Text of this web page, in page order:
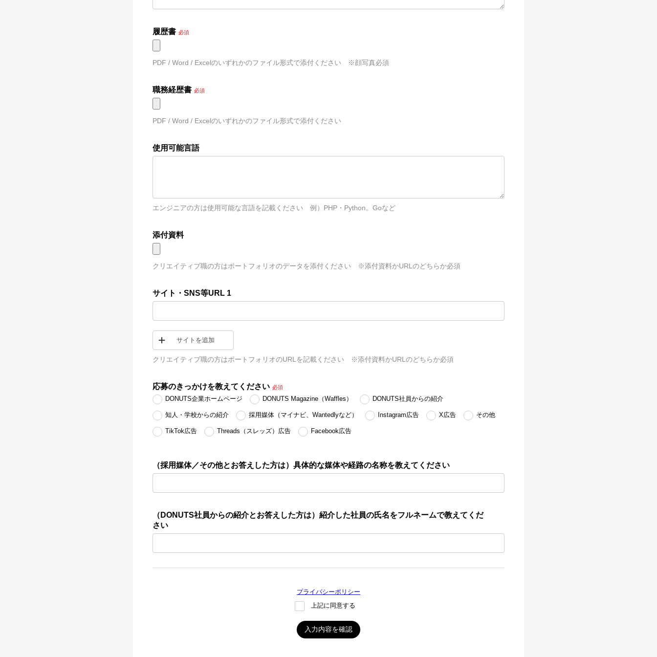
履歴書 必須
PDF / Word / Excelのいずれかのファイル形式で添付ください　※顔写真必須
職務経歴書 必須
PDF / Word / Excelのいずれかのファイル形式で添付ください
使用可能言語
エンジニアの方は使用可能な言語を記載ください　例）PHP・Python。Goなど
添付資料
クリエイティブ職の方はポートフォリオのデータを添付ください　※添付資料かURLのどちらか必須
サイト・SNS等URL 1
サイトを追加
クリエイティブ職の方はポートフォリオのURLを記載ください　※添付資料かURLのどちらか必須
応募のきっかけを教えてください 必須
DONUTS企業ホームページ DONUTS Magazine（Waffles） DONUTS社員からの紹介
知人・学校からの紹介 採用媒体（マイナビ、Wantedlyなど） Instagram広告 X広告 その他
TikTok広告 Threads（スレッズ）広告 Facebook広告
（採用媒体／その他とお答えした方は）具体的な媒体や経路の名称を教えてください
（DONUTS社員からの紹介とお答えした方は）紹介した社員の氏名をフルネームで教えてくだ
さい
プライバシーポリシー
上記に同意する
入力内容を確認